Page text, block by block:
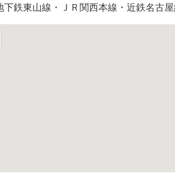
下鉄東山線・ＪＲ関西本線・近鉄名古